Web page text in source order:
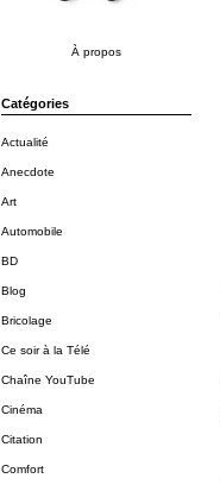
À propos
Catégories
Actualité
Anecdote
Art
Automobile
BD
Blog
Bricolage
Ce soir à la Télé
Chaîne YouTube
Cinéma
Citation
Comfort